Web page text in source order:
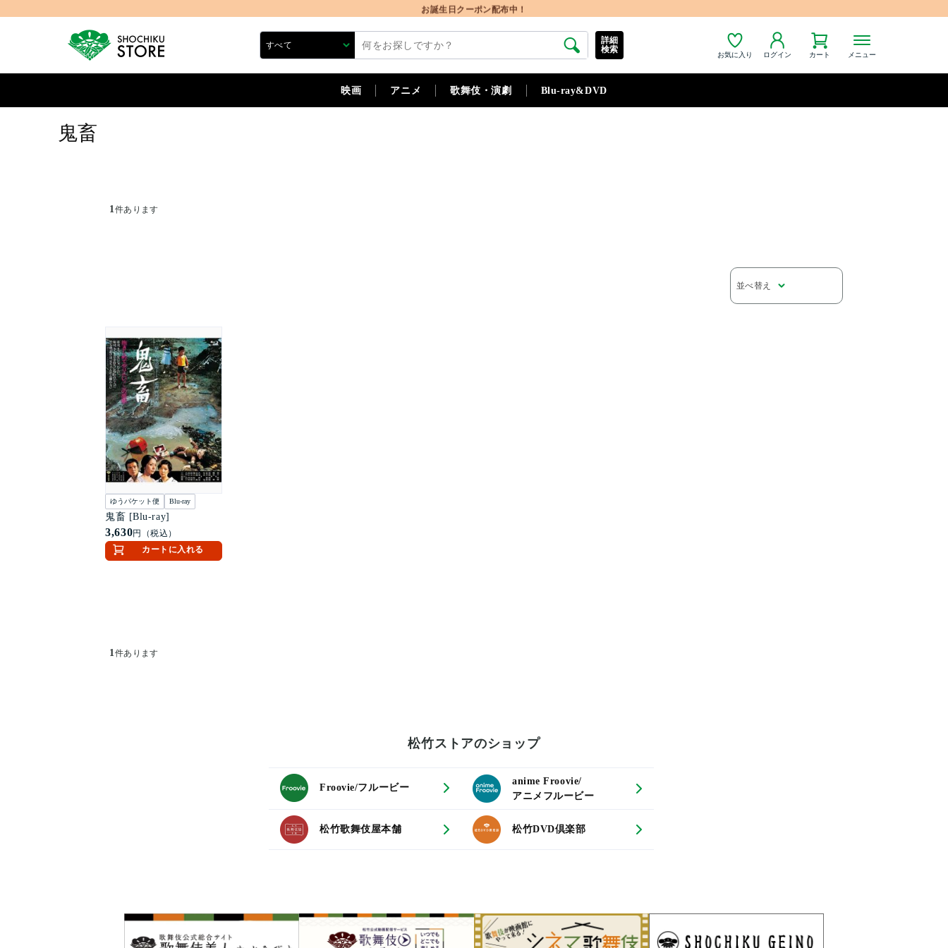
お誕生日クーポン配布中！
お気に入り ログイン カート メニュー
詳細
検索
映画 アニメ 歌舞伎・演劇 Blu-ray&DVD
鬼畜
1件あります
並べ替え
ゆうパケット便 Blu-ray
鬼畜 [Blu-ray]
3,630円（税込）
カートに入れる
1 件あります
松竹ストアのショップ
Froovie/フルービー
anime Froovie/
アニメフルービー
松竹歌舞伎屋本舗 松竹DVD倶楽部